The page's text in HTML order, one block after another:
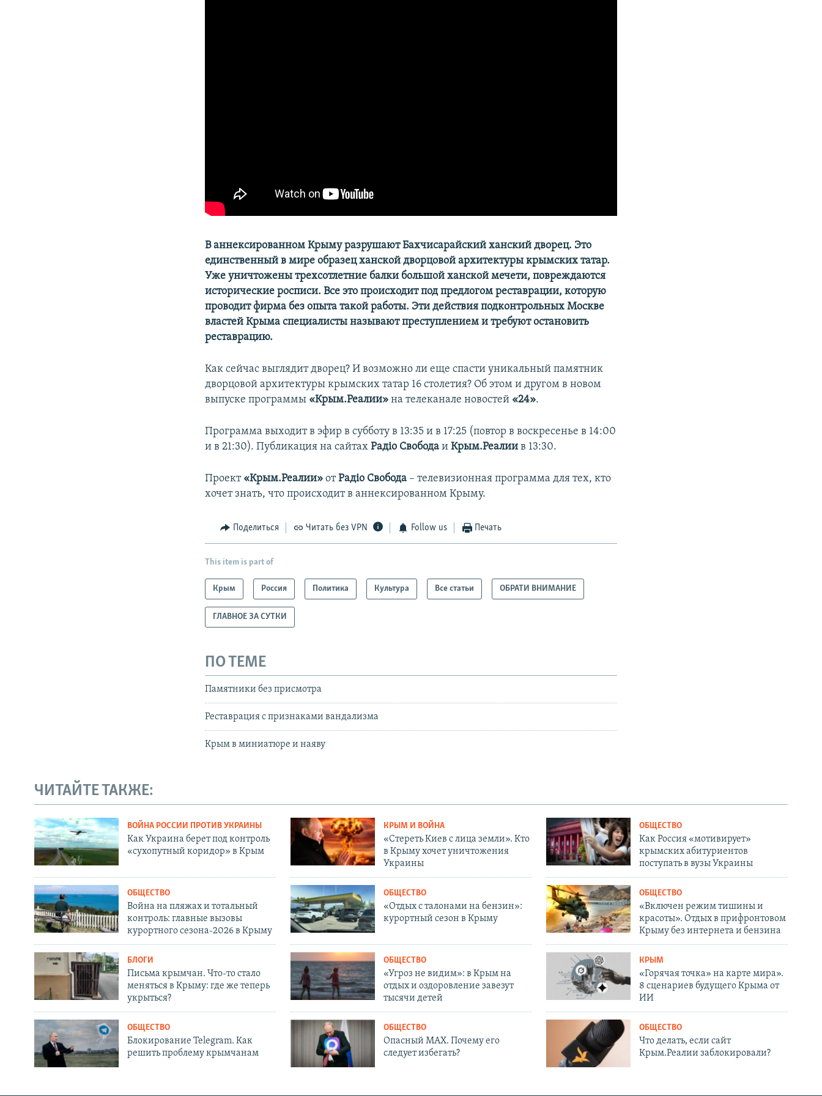
В аннексированном Крыму разрушают Бахчисарайский ханский дворец. Это
единственный в мире образец ханской дворцовой архитектуры крымских татар.
Уже уничтожены трехсотлетние балки большой ханской мечети, повреждаются
исторические росписи. Все это происходит под предлогом реставрации, которую
проводит фирма без опыта такой работы. Эти действия подконтрольных Москве
властей Крыма специалисты называют преступлением и требуют остановить
реставрацию.
Как сейчас выглядит дворец? И возможно ли еще спасти уникальный памятник
дворцовой архитектуры крымских татар 16 столетия? Об этом и другом в новом
выпуске программы «Крым.Реалии» на телеканале новостей «24».
Программа выходит в эфир в субботу в 13:35 и в 17:25 (повтор в воскресенье в 14:00
и в 21:30). Публикация на сайтахРадіо Свобода иКрым.Реалии в 13:30.
Проект «Крым.Реалии» отРадіо Свобода – телевизионная программа для тех, кто
хочет знать, что происходит в аннексированном Крыму.
Поделиться Читать без VPN Follow us Печать
This item is part of
Крым Россия Политика Культура Все статьи ОБРАТИ ВНИМАНИЕ
ГЛАВНОЕ ЗА СУТКИ
ПО ТЕМЕ
Памятники без присмотра
Реставрация с признаками вандализма
Крым в миниатюре и наяву
ЧИТАЙТЕ ТАКЖЕ:
ВОЙНА РОССИИ ПРОТИВ УКРАИНЫ
Как Украина берет под контроль
«сухопутный коридор» в Крым
КРЫМ И ВОЙНА
«Стереть Киев с лица земли». Кто
в Крыму хочет уничтожения
Украины
ОБЩЕСТВО
Как Россия «мотивирует»
крымских абитуриентов
поступать в вузы Украины
ОБЩЕСТВО
Война на пляжах и тотальный
контроль: главные вызовы
курортного сезона-2026 в Крыму
ОБЩЕСТВО
«Отдых с талонами на бензин»:
курортный сезон в Крыму
ОБЩЕСТВО
«Включен режим тишины и
красоты». Отдых в прифронтовом
Крыму без интернета и бензина
БЛОГИ
Письма крымчан. Что-то стало
меняться в Крыму: где же теперь
укрыться?
ОБЩЕСТВО
«Угроз не видим»: в Крым на
отдых и оздоровление завезут
тысячи детей
КРЫМ
«Горячая точка» на карте мира».
8 сценариев будущего Крыма от
ИИ
ОБЩЕСТВО
Блокирование Telegram. Как
решить проблему крымчанам
ОБЩЕСТВО
Опасный MAX. Почему его
следует избегать?
ОБЩЕСТВО
Что делать, если сайт
Крым.Реалии заблокировали?